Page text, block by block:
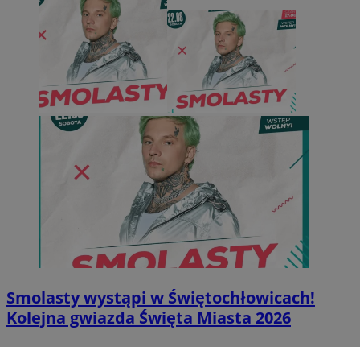
Smolasty wystąpi w Świętochłowicach!
Kolejna gwiazda Święta Miasta 2026